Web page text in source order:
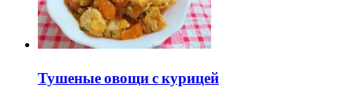
Тушеные овощи с курицей